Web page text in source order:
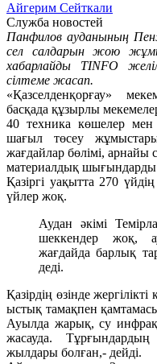
Айгерим Сейткали
Служба новостей
Панфилов ауданының
сел салдарын жою
хабарлайды TINFO
сілтеме жасап.
«Қазселденқорғау»
басқада құзырлы
40 техника көшелер
шағыл төсеу
жағдайлар бөлімі, арнайы
материалдық шығындарды
Қазіргі уақытта 270
үйлер жоқ.
Аудан әкімі
шеккендер жоқ,
жағдайда барлық
деді.
Қазірдің өзінде
ыстық тамақпен
Ауылда жарық, су
жасауда.
жылдары болған,- дейді.